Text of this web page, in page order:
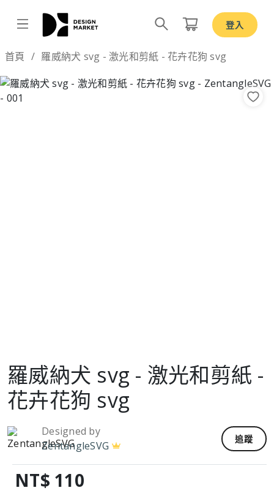
登入
首頁 羅威納犬 svg - 激光和剪紙 - 花卉花狗 svg
羅威納犬 svg - 激光和剪紙 -
花卉花狗 svg
Designed by
ZentangleSVG
追蹤
NT$ 110